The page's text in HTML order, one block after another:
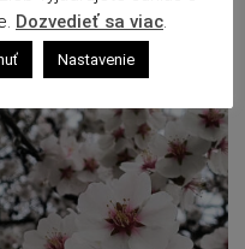
Dozvedieť sa viac.
Nastavenie